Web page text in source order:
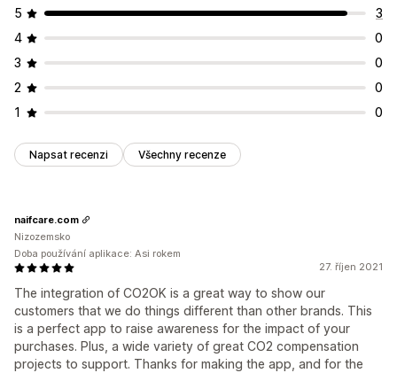
5
3
4
0
3
0
2
0
1
0
Napsat recenzi Všechny recenze
27. říjen 2021
The integration of CO2OK is a great way to show our
customers that we do things different than other brands. This
is a perfect app to raise awareness for the impact of your
purchases. Plus, a wide variety of great CO2 compensation
projects to support. Thanks for making the app, and for the
naifcare.com
Nizozemsko
Doba používání aplikace: Asi rokem